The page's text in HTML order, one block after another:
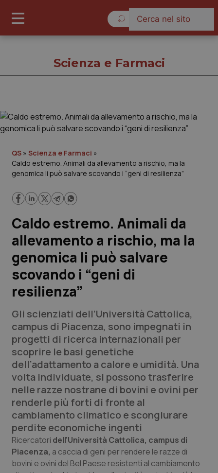
Governo e Parlamento
Regioni e Asl
Lavoro e Professioni
Scienza e Farmaci
Studi e Analisi
Lettere al direttore
Edizioni Regionali
QS Pro
Professionisti Sanitari.AI
Abruzzo
Basilicata
Calabria
Campania
QS Pro Gold
Artrite & artrosi
Asma & BPCO
Car-T
QS Club Newsletter
Scienza e Farmaci
QS » Scienza e Farmaci »
Caldo estremo. Animali da allevamento a rischio, ma la
genomica li può salvare scovando i “geni di resilienza”
Caldo estremo. Animali da
allevamento a rischio, ma la
genomica li può salvare
scovando i “geni di
resilienza”
Gli scienziati dell’Università Cattolica,
campus di Piacenza, sono impegnati in
progetti di ricerca internazionali per
scoprire le basi genetiche
dell’adattamento a calore e umidità. Una
volta individuate, si possono trasferire
nelle razze nostrane di bovini e ovini per
renderle più forti di fronte al
cambiamento climatico e scongiurare
perdite economiche ingenti
Ricercatori dell’Università Cattolica, campus di
Piacenza, a caccia di geni per rendere le razze di
bovini e ovini del Bel Paese resistenti al cambiamento